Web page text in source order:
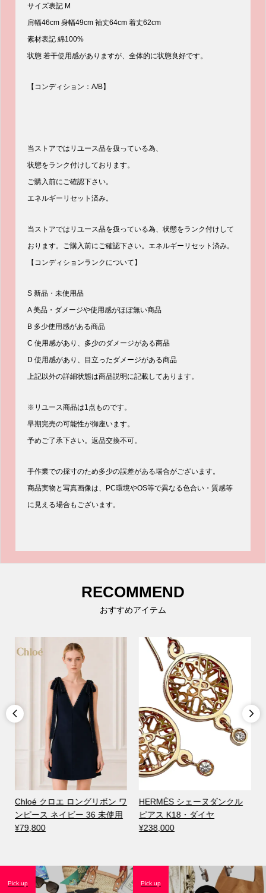
サイズ表記 M
肩幅46cm 身幅49cm 袖丈64cm 着丈62cm
素材表記 綿100%
状態 若干使用感がありますが、全体的に状態良好です。
【コンディション：A/B】
当ストアではリユース品を扱っている為、
状態をランク付けしております。
ご購入前にご確認下さい。
エネルギーリセット済み。
当ストアではリユース品を扱っている為、状態をランク付けして
おります。ご購入前にご確認下さい。エネルギーリセット済み。
【コンディションランクについて】
S 新品・未使用品
A 美品・ダメージや使用感がほぼ無い商品
B 多少使用感がある商品
C 使用感があり、多少のダメージがある商品
D 使用感があり、目立ったダメージがある商品
上記以外の詳細状態は商品説明に記載してあります。
※リユース商品は1点ものです。
早期完売の可能性が御座います。
予めご了承下さい。返品交換不可。
手作業での採寸のため多少の誤差がある場合がございます。
商品実物と写真画像は、PC環境やOS等で異なる色合い・質感等
に見える場合もございます。
RECOMMEND
おすすめアイテム

Chloé クロエ ロングリボン ワ
ンピース ネイビー 36 未使用
¥79,800
HERMÈS シェーヌダンクル
ピアス K18・ダイヤ
¥238,000

Pick up Pick up